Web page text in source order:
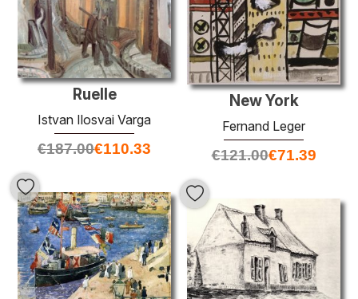
New York
Fernand Leger
€121.00€71.39
Ruelle
Istvan Ilosvai Varga
€187.00€110.33